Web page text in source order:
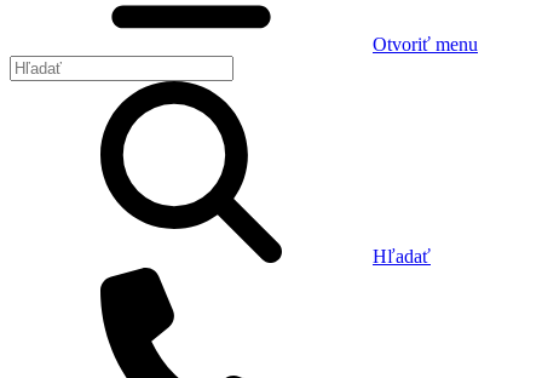
Otvoriť menu
Hľadať